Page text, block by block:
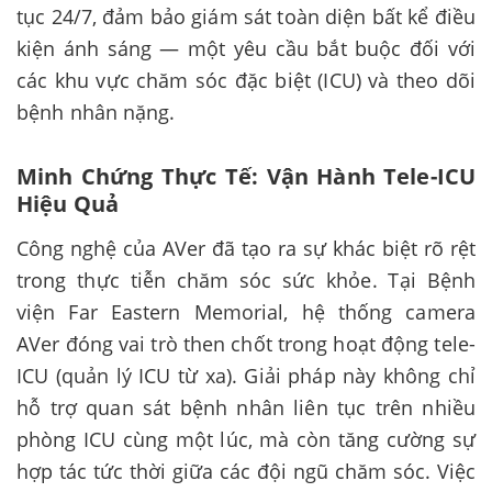
tục 24/7, đảm bảo giám sát toàn diện bất kể điều
kiện ánh sáng — một yêu cầu bắt buộc đối với
các khu vực chăm sóc đặc biệt (ICU) và theo dõi
bệnh nhân nặng.
Minh Chứng Thực Tế: Vận Hành Tele-ICU
Hiệu Quả
Công nghệ của AVer đã tạo ra sự khác biệt rõ rệt
trong thực tiễn chăm sóc sức khỏe. Tại Bệnh
viện Far Eastern Memorial, hệ thống camera
AVer đóng vai trò then chốt trong hoạt động tele-
ICU (quản lý ICU từ xa). Giải pháp này không chỉ
hỗ trợ quan sát bệnh nhân liên tục trên nhiều
phòng ICU cùng một lúc, mà còn tăng cường sự
hợp tác tức thời giữa các đội ngũ chăm sóc. Việc